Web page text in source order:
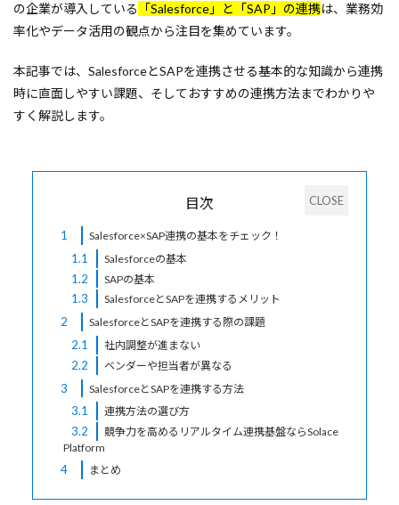
の企業が導入している
「Salesforce」と「SAP」の連携は、業務効
率化やデータ活用の観点から注目を集めています。
本記事では、SalesforceとSAPを連携させる基本的な知識から連携
時に直面しやすい課題、そしておすすめの連携方法までわかりや
すく解説します。
目次
1 Salesforce×SAP連携の基本をチェック！
1.1 Salesforceの基本
1.2 SAPの基本
1.3 SalesforceとSAPを連携するメリット
2 SalesforceとSAPを連携する際の課題
2.1 社内調整が進まない
2.2 ベンダーや担当者が異なる
3 SalesforceとSAPを連携する方法
3.1 連携方法の選び方
3.2
競争力を高めるリアルタイム連携基盤ならSolace
Platform
4 まとめ